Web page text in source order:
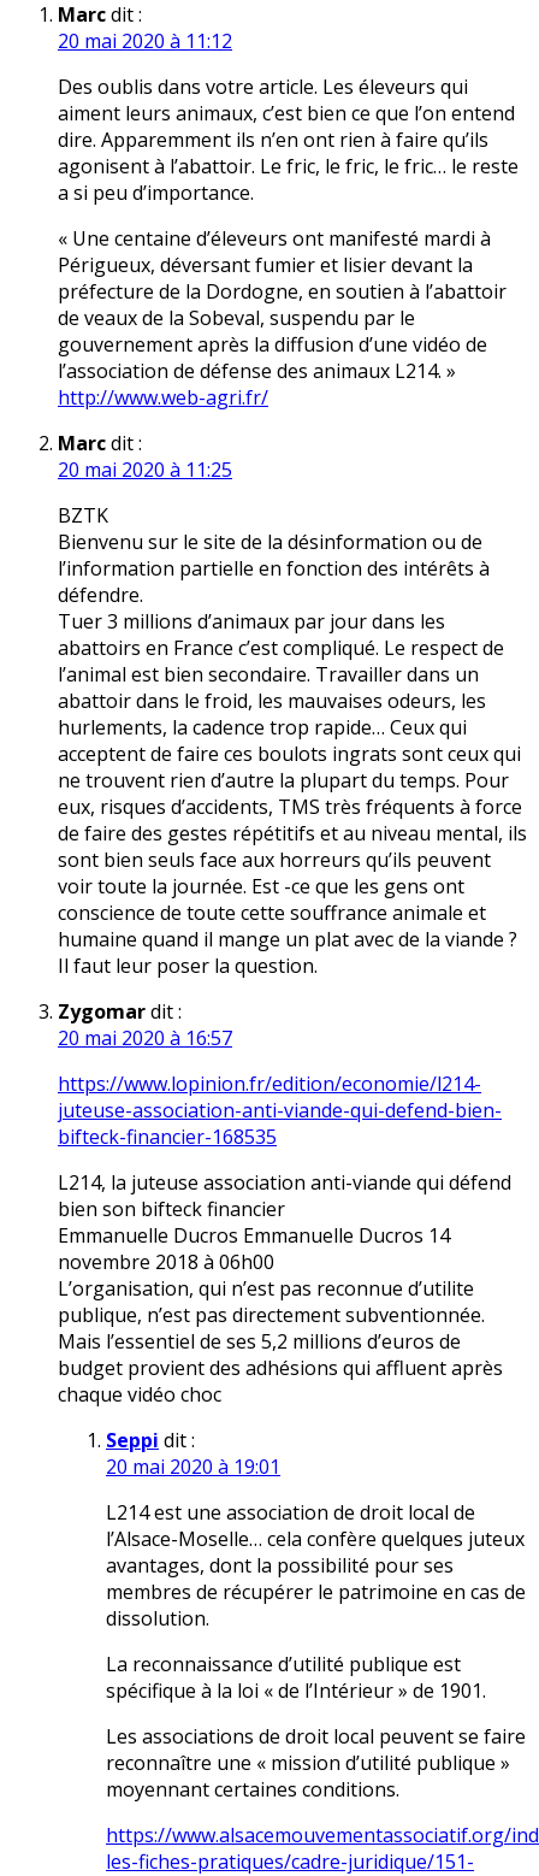
Marcdit :
20 mai 2020 à 11:12
Des oublis dans votre article. Les éleveurs qui
aiment leurs animaux, c’est bien ce que l’on entend
dire. Apparemment ils n’en ont rien à faire qu’ils
agonisent à l’abattoir. Le fric, le fric, le fric… le reste
a si peu d’importance.
« Une centaine d’éleveurs ont manifesté mardi à
Périgueux, déversant fumier et lisier devant la
préfecture de la Dordogne, en soutien à l’abattoir
de veaux de la Sobeval, suspendu par le
gouvernement après la diffusion d’une vidéo de
l’association de défense des animaux L214. »
http://www.web-agri.fr/
Marcdit :
20 mai 2020 à 11:25
BZTK
Bienvenu sur le site de la désinformation ou de
l’information partielle en fonction des intérêts à
défendre.
Tuer 3 millions d’animaux par jour dans les
abattoirs en France c’est compliqué. Le respect de
l’animal est bien secondaire. Travailler dans un
abattoir dans le froid, les mauvaises odeurs, les
hurlements, la cadence trop rapide… Ceux qui
acceptent de faire ces boulots ingrats sont ceux qui
ne trouvent rien d’autre la plupart du temps. Pour
eux, risques d’accidents, TMS très fréquents à force
de faire des gestes répétitifs et au niveau mental, ils
sont bien seuls face aux horreurs qu’ils peuvent
voir toute la journée. Est -ce que les gens ont
conscience de toute cette souffrance animale et
humaine quand il mange un plat avec de la viande ?
Il faut leur poser la question.
Zygomardit :
20 mai 2020 à 16:57
https://www.lopinion.fr/edition/economie/l214-
juteuse-association-anti-viande-qui-defend-bien-
bifteck-financier-168535
L214, la juteuse association anti-viande qui défend
bien son bifteck financier
Emmanuelle Ducros Emmanuelle Ducros 14
novembre 2018 à 06h00
L’organisation, qui n’est pas reconnue d’utilite
publique, n’est pas directement subventionnée.
Mais l’essentiel de ses 5,2 millions d’euros de
budget provient des adhésions qui affluent après
chaque vidéo choc
Seppi dit :
20 mai 2020 à 19:01
L214 est une association de droit local de
l’Alsace-Moselle… cela confère quelques juteux
avantages, dont la possibilité pour ses
membres de récupérer le patrimoine en cas de
dissolution.
La reconnaissance d’utilité publique est
spécifique à la loi « de l’Intérieur » de 1901.
Les associations de droit local peuvent se faire
reconnaître une « mission d’utilité publique »
moyennant certaines conditions.
https://www.alsacemouvementassociatif.org/
les-fiches-pratiques/cadre-juridique/151-